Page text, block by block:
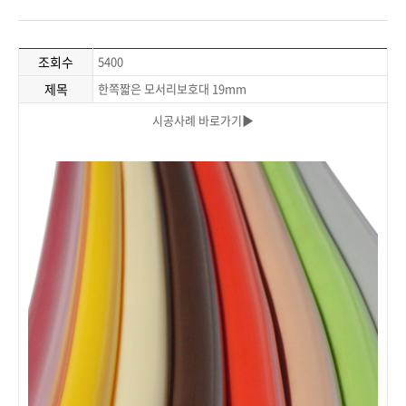
조회수 5400
제목
한쪽짧은 모서리보호대 19mm
시공사례 바로가기▶